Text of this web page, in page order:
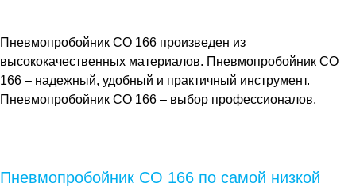
Пневмопробойник СО 166 произведен из
высококачественных материалов. Пневмопробойник СО
166 – надежный, удобный и практичный инструмент.
Пневмопробойник СО 166 – выбор профессионалов.
Пневмопробойник СО 166 по самой низкой